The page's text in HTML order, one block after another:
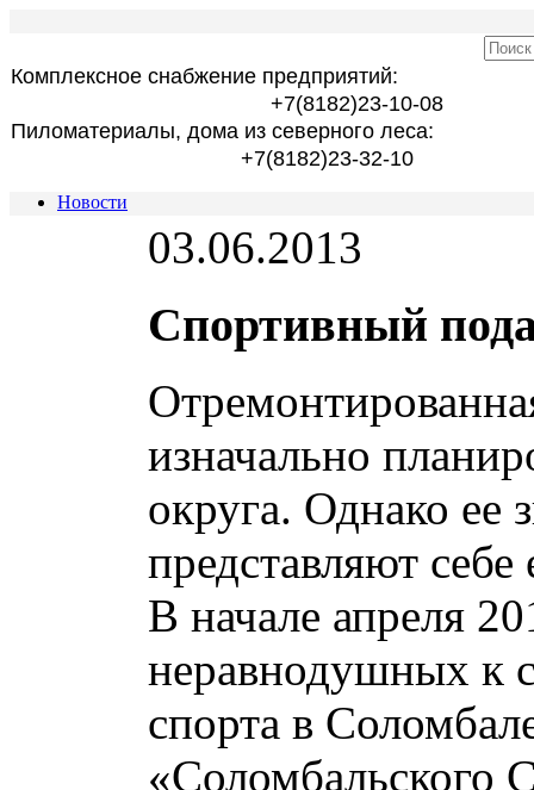
Комплексное снабжение предприятий:
+7(8182)23-10-08
Пиломатериалы, дома из северного леса:
+7(8182)23-32-10
Новости
03.06.2013
Спортивный
изначально
округа. Однако ее
представляют себе
В начале апреля
неравнодушных к
спорта в
«Соломбальского